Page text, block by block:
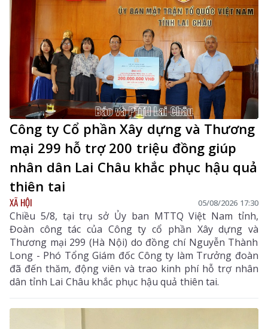
Công ty Cổ phần Xây dựng và Thương
mại 299 hỗ trợ 200 triệu đồng giúp
nhân dân Lai Châu khắc phục hậu quả
thiên tai
XÃ HỘI 05/08/2026 17:30
Chiều 5/8, tại trụ sở Ủy ban MTTQ Việt Nam tỉnh,
Đoàn công tác của Công ty cổ phần Xây dựng và
Thương mại 299 (Hà Nội) do đồng chí Nguyễn Thành
Long - Phó Tổng Giám đốc Công ty làm Trưởng đoàn
đã đến thăm, động viên và trao kinh phí hỗ trợ nhân
dân tỉnh Lai Châu khắc phục hậu quả thiên tai.